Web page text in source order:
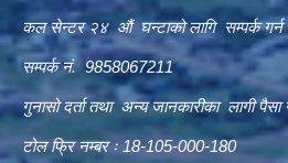
कल सेन्टर २४ औं घन्टाको लागि सम्पर्क
सम्पर्क नं. 9858067211
गुनासो दर्ता तथा अन्य जानकारीका लागी
टोल फ्रि नम्बर ः 18-105-000-180